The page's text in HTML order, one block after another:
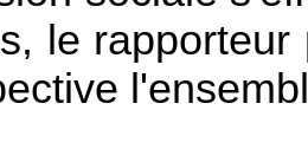
le